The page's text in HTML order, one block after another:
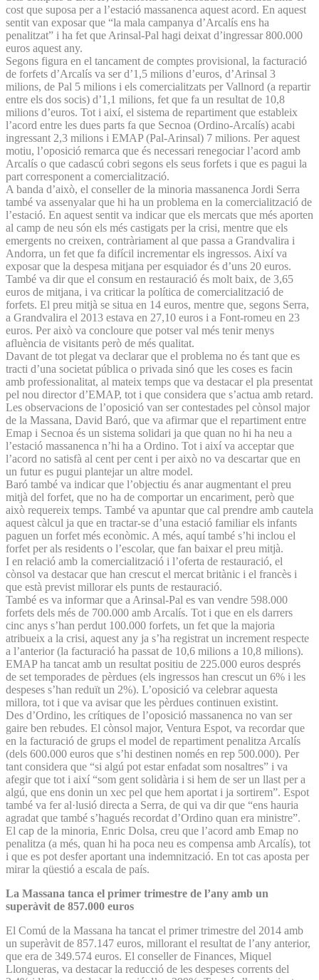
cost que suposa per a l’estació massanenca aquest acord. En aquest
sentit van exposar que “la mala campanya d’Arcalís ens ha
penalitzat” i ha fet que Arinsal-Pal hagi deixat d’ingressar 800.000
euros aquest any.
Segons figura en el tancament de comptes provisional, la facturació
de forfets d’Arcalís va ser d’1,5 milions d’euros, d’Arinsal 3
milions, de Pal 5 milions i els comercialitzats per Vallnord (a repartir
entre els dos socis) d’1,1 milions, fet que fa un resultat de 10,8
milions d’euros. Tot i així, el sistema de repartiment que estableix
l’acord entre les dues parts fa que Secnoa (Ordino-Arcalís) acabi
ingressant 2,3 milions i EMAP (Pal-Arinsal) 7 milions. Per aquest
motiu, l’oposició remarca que és necessari renegociar l’acord amb
Arcalís o que cadascú cobri segons els seus forfets i que es pagui la
part corresponent a comercialització.
A banda d’això, el conseller de la minoria massanenca Jordi Serra
també va assenyalar que hi ha un problema en la comercialització de
l’estació. En aquest sentit va indicar que els mercats que més aporten
al camp de neu són els més castigats per la crisi, mentre que els
emergents no creixen, contràriament al que passa a Grandvalira i
Andorra, un fet que fa difícil incrementar els ingressos. Així va
exposar que la despesa mitjana per esquiador és d’uns 20 euros.
També va dir que el consum en restauració és molt baix, de 3,65
euros de mitjana, i va criticar la política de comercialització de
forfets. El preu mitjà se situa en 14 euros, mentre que, segons Serra,
a Grandvalira el 2013 estava en 27,10 euros i a Font-romeu en 23
euros. Per això va concloure que potser val més tenir menys
afluència de visitants però de més qualitat.
Davant de tot plegat va declarar que el problema no és tant que es
tracti d’una societat pública o privada sinó que les coses es facin
amb professionalitat, al mateix temps que va destacar el pla presentat
pel nou director d’EMAP, tot i que considera que s’actua amb retard.
Les observacions de l’oposició van ser contestades pel cònsol major
de la Massana, David Baró, que va afirmar que el repartiment entre
Emap i Secnoa és un sistema solidari ja que quan no hi ha neu a
l’estació massanenca n’hi ha a Ordino. Tot i així va acceptar que
l’acord no satisfà al cent per cent i per això no va descartar que en
un futur es pugui plantejar un altre model.
Baró també va indicar que l’objectiu és anar augmentant el preu
mitjà del forfet, que no ha de comportar un encariment, però que
això requereix temps. També va apuntar que cal prendre amb cautela
aquest càlcul ja que en tractar-se d’una estació familiar els infants
paguen un forfet més econòmic. A més, aquí també s’hi inclou el
forfet per als residents o l’escolar, que fan baixar el preu mitjà.
I en relació amb la comercialització i l’oferta de restauració, el
cònsol va destacar que han crescut el mercat britànic i el francès i
que està previst millorar els punts de restauració.
També es va informar que a Arinsal-Pal es van vendre 598.000
forfets dels més de 700.000 amb Arcalís. Tot i que en els darrers
cinc anys s’han perdut 100.000 forfets, un fet que la majoria
atribueix a la crisi, aquest any ja s’ha registrat un increment respecte
a l’anterior (la facturació ha passat de 10,6 milions a 10,8 milions).
EMAP ha tancat amb un resultat positiu de 225.000 euros després
de set temporades de pèrdues (els ingressos han crescut un 6% i les
despeses s’han reduït un 2%). L’oposició va celebrar aquesta
millora, tot i que va avisar que les pèrdues continuen existint.
Des d’Ordino, les crítiques de l’oposició massanenca no van ser
gaire ben rebudes. El cònsol major, Ventura Espot, va recordar que
en la facturació de grups el model de repartiment penalitza Arcalís
(dels 600.000 euros que s’hi destinen només en rep 500.000). Per
tant considera que “si algú pot estar enfadat som nosaltres” i va
afegir que tot i així “som gent solidària i si hem de ser un llast per a
algú, que ens donin un xec pel que hem aportat i ja sortirem”. Espot
també va fer al·lusió directa a Serra, de qui va dir que “ens hauria
agradat que també s’hagués recordat d’Ordino quan era ministre”.
El cap de la minoria, Enric Dolsa, creu que l’acord amb Emap no
penalitza (a més, quan hi ha poca neu es compensa amb Arcalís), tot
i que es pot desfer aportant una indemnització. En tot cas aposta per
mirar la qüestió a escala de país.
La Massana tanca el primer trimestre de l’any amb un
superàvit de 857.000 euros
El Comú de la Massana ha tancat el primer trimestre del 2014 amb
un superàvit de 857.147 euros, millorant el resultat de l’any anterior,
que era de 349.574 euros. El conseller de Finances, Miquel
Llongueras, va destacar la reducció de les despeses corrents del